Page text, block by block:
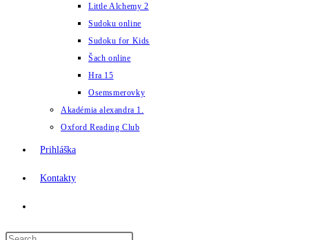
Little Alchemy 2
Sudoku online
Sudoku for Kids
Šach online
Hra 15
Osemsmerovky
Akadémia alexandra 1.
Oxford Reading Club
Prihláška
Kontakty
website